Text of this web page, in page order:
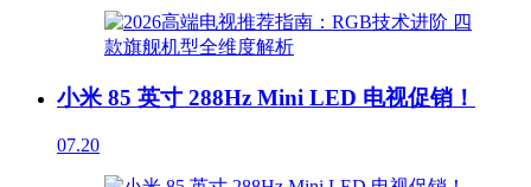
小米 85 英寸 288Hz Mini LED 电视促销！
07.20